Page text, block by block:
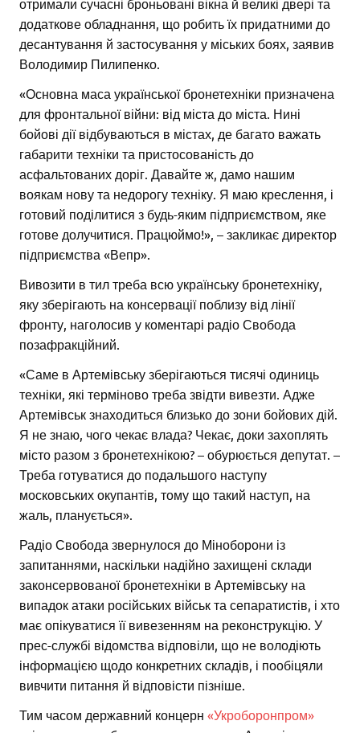
отримали сучасні броньовані вікна й великі двері та
додаткове обладнання, що робить їх придатними до
десантування й застосування у міських боях, заявив
Володимир Пилипенко.
«Основна маса української бронетехніки призначена
для фронтальної війни: від міста до міста. Нині
бойові дії відбуваються в містах, де багато важать
габарити техніки та пристосованість до
асфальтованих доріг. Давайте ж, дамо нашим
воякам нову та недорогу техніку. Я маю креслення, і
готовий поділитися з будь-яким підприємством, яке
готове долучитися. Працюймо!», – закликає директор
підприємства «Вепр».
Вивозити в тил треба всю українську бронетехніку,
яку зберігають на консервації поблизу від лінії
фронту, наголосив у коментарі радіо Свобода
позафракційний.
«Саме в Артемівську зберігаються тисячі одиниць
техніки, які терміново треба звідти вивезти. Адже
Артемівськ знаходиться близько до зони бойових дій.
Я не знаю, чого чекає влада? Чекає, доки захоплять
місто разом з бронетехнікою? – обурюється депутат. –
Треба готуватися до подальшого наступу
московських окупантів, тому що такий наступ, на
жаль, планується».
Радіо Свобода звернулося до Міноборони із
запитаннями, наскільки надійно захищені склади
законсервованої бронетехніки в Артемівську на
випадок атаки російських військ та сепаратистів, і хто
має опікуватися її вивезенням на реконструкцію. У
прес-службі відомства відповіли, що не володіють
інформацією щодо конкретних складів, і пообіцяли
вивчити питання й відповісти пізніше.
Тим часом державний концерн «Укроборонпром»